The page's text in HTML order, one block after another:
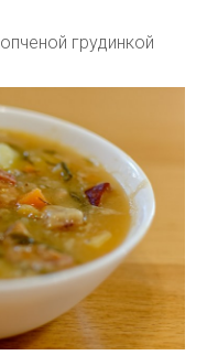
грудинкой